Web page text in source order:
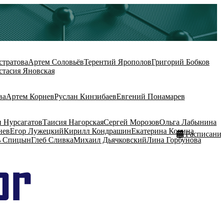
Артем СоловьёвТерентий ЯрополовГригорий Бобков
Яновская
Артем КорневРуслан КинзибаевЕвгений Понамарев
НурсагатовТаисия НагорскаяСергей МорозовОльга Лабынина
Егор ЛужецкийКирилл КондрашинЕкатерина Ковина
СпицынГлеб СливкаМихаил ДьячковскийЛина Горбунова